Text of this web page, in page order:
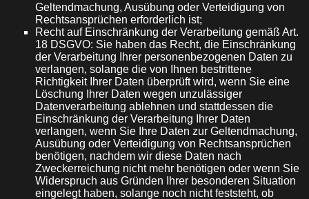
Geltendmachung, Ausübung oder Verteidigung von
Rechtsansprüchen erforderlich ist;
Recht auf Einschränkung der Verarbeitung gemäß Art.
18 DSGVO: Sie haben das Recht, die Einschränkung
der Verarbeitung Ihrer personenbezogenen Daten zu
verlangen, solange die von Ihnen bestrittene
Richtigkeit Ihrer Daten überprüft wird, wenn Sie eine
Löschung Ihrer Daten wegen unzulässiger
Datenverarbeitung ablehnen und stattdessen die
Einschränkung der Verarbeitung Ihrer Daten
verlangen, wenn Sie Ihre Daten zur Geltendmachung,
Ausübung oder Verteidigung von Rechtsansprüchen
benötigen, nachdem wir diese Daten nach
Zweckerreichung nicht mehr benötigen oder wenn Sie
Widerspruch aus Gründen Ihrer besonderen Situation
eingelegt haben, solange noch nicht feststeht, ob